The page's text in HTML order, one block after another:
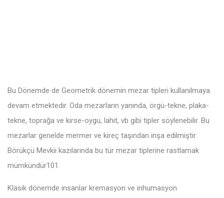
Bu Dönemde de Geometrik dönemin mezar tipleri kullanılmaya
devam etmektedir. Oda mezarların yanında, örgü-tekne, plaka-
tekne, toprağa ve kirse-oygu, lahit, vb gibi tipler söylenebilir. Bu
mezarlar genelde mermer ve kireç taşından inşa edilmiştir.
Börükçü Mevkii kazılarında bu tür mezar tiplerine rastlamak
mümkündür101.
Klasik dönemde insanlar kremasyon ve inhumasyon